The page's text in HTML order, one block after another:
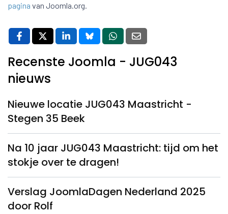
pagina van Joomla.org.
Recenste Joomla - JUG043
nieuws
Nieuwe locatie JUG043 Maastricht -
Stegen 35 Beek
Na 10 jaar JUG043 Maastricht: tijd om het
stokje over te dragen!
Verslag JoomlaDagen Nederland 2025
door Rolf